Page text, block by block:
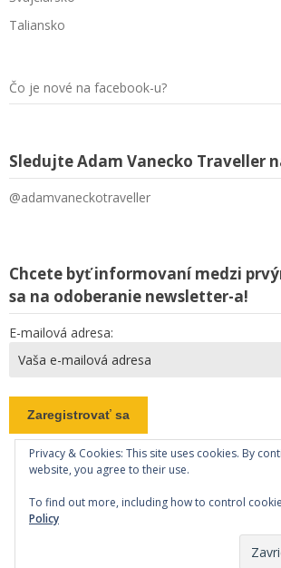
Taliansko
Čo je nové na facebook-u?
Sledujte Adam Vanecko Traveller
@adamvaneckotraveller
Chcete byť informovaní medzi
sa na odoberanie newsletter-a!
E-mailová adresa:
Copyright
Privacy & Cookies: This site uses cookies. By
website, you agree to their use.
To find out more, including how to control
Policy